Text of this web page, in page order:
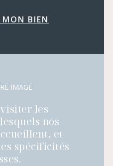
MON BIEN
IMAGE
les
nos
et
spécificités